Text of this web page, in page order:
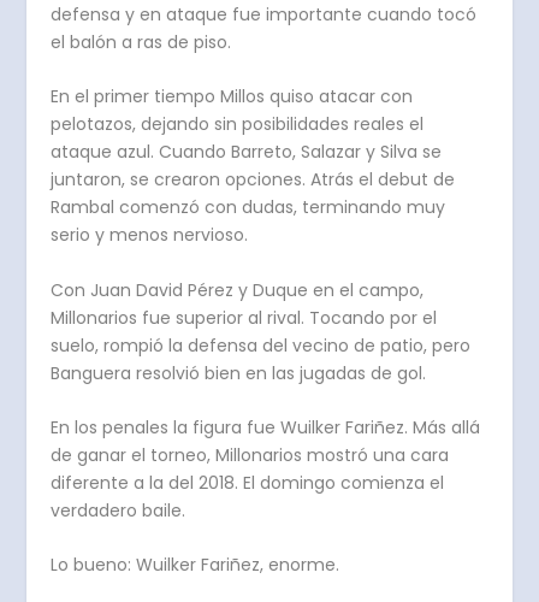
defensa y en ataque fue importante cuando tocó
el balón a ras de piso.
En el primer tiempo Millos quiso atacar con
pelotazos, dejando sin posibilidades reales el
ataque azul. Cuando Barreto, Salazar y Silva se
juntaron, se crearon opciones. Atrás el debut de
Rambal comenzó con dudas, terminando muy
serio y menos nervioso.
Con Juan David Pérez y Duque en el campo,
Millonarios fue superior al rival. Tocando por el
suelo, rompió la defensa del vecino de patio, pero
Banguera resolvió bien en las jugadas de gol.
En los penales la figura fue Wuilker Fariñez. Más allá
de ganar el torneo, Millonarios mostró una cara
diferente a la del 2018. El domingo comienza el
verdadero baile.
Lo bueno: Wuilker Fariñez, enorme.